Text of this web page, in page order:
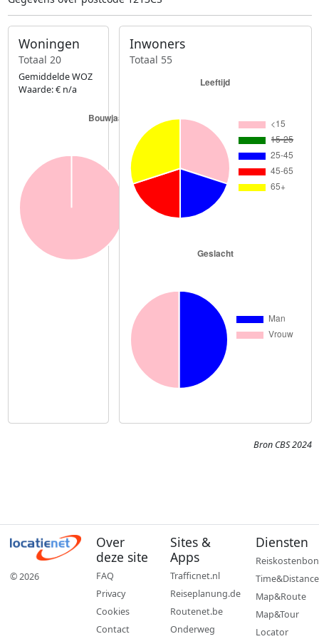
Woningen
Totaal 20
Gemiddelde WOZ
Waarde: € n/a
Inwoners
Totaal 55
Bron CBS 2024
© 2026
Over
deze site
FAQ
Privacy
Cookies
Contact
Sites &
Apps
Trafficnet.nl
Reiseplanung.de
Routenet.be
Onderweg
Diensten
Reiskostenbon
Time&Distance
Map&Route
Map&Tour
Locator